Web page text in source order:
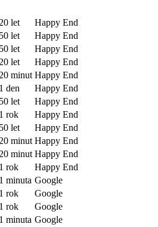
20 let
Happy End
50 let
Happy End
50 let
Happy End
20 let
Happy End
20 minut Happy End
1 den
Happy End
50 let
Happy End
1 rok
Happy End
50 let
Happy End
20 minut Happy End
20 minut Happy End
1 rok
Happy End
1 minuta Google
1 rok
Google
1 rok
Google
1 minuta Google